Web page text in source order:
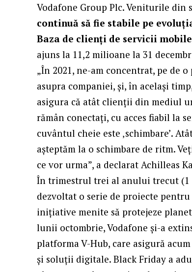
Vodafone Group Plc. Veniturile din
continuă să fie stabile pe
Baza de clienți de servicii
ajuns la 11,2 milioane la 31
„În 2021, ne-am concentrat, pe de
asupra companiei, și, în același
asigura că atât clienții din mediul
rămân conectați, cu acces fiabil la
cuvântul cheie este ‚schimbare’.
așteptăm la o schimbare de ritm.
ce vor urma”, a declarat Achilleas
În trimestrul trei al anului trecut (1
dezvoltat o serie de proiecte
inițiative menite să protejeze
lunii octombrie, Vodafone și-a
platformaV-Hub, care asigură
și soluții digitale. Black Friday a